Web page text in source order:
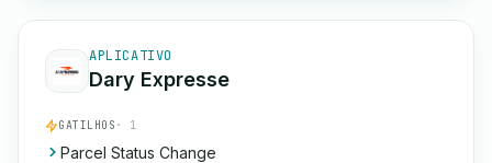
APLICATIVO
Dary Expresse
GATILHOS · 1
Parcel Status Change